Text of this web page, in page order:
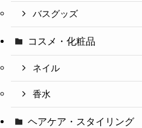
バスグッズ
コスメ・化粧品
ネイル
香水
ヘアケア・スタイリング